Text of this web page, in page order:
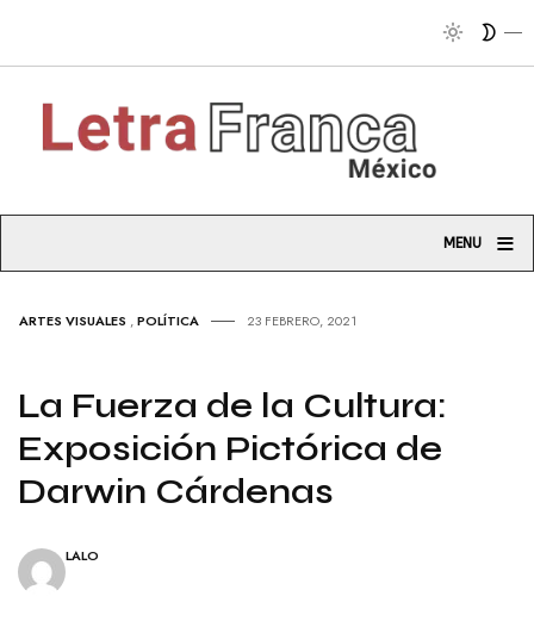
MENU ≡
ARTES VISUALES ,POLÍTICA 23 FEBRERO, 2021
La Fuerza de la Cultura:
Exposición Pictórica de
Darwin Cárdenas
LALO